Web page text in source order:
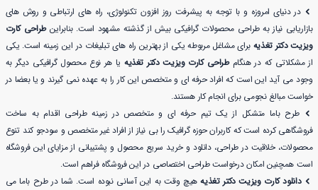
در دنیای امروزه و با توجه به پیشرفت روز افزون تکنولوژی، راه های ارتباطی و روش های
بازاریابی نیاز به طراحی محصولات گرافیکی بیش از گذشته مشهود است. بنابراینطراحی کارت
ویزیت دکتر تغذیه برای مشاغل مربوطه یکی از بهترین راه های تبلیغات در این زمینه است. یکی
از مشکلاتی که در هنگامطراحی کارت ویزیت دکتر تغذیه یا هر نوع محصول گرافیکی دیگر به
وجود می آید این است که افراد حرفه ای و متخصص این کار را به عهده نمی گیرند و یا بعضا در
خواست مبالغ نجومی برای انجام کار هستند.
طرح باما متشکل از یک تیم حرفه ای و متخصص در زمینه طراحی اقدام به ساخت
فروشگاهی کرده است که کاربران حوزه گرافیک را بی نیاز از افراد غیر متخصص و سودجو کند تنوع
محصولات، خلاقیت در طراحی، دانلود و خرید سریع محصول و پشتیبانی از مزایای این فروشگاه
است همچنین امکان درخواست طراحی اختصاصی در این فروشگاه فراهم است.
دانلود کارت ویزیت دکتر تغذیههیچ وقت به این آسانی نبوده است. شما در طرح باما می